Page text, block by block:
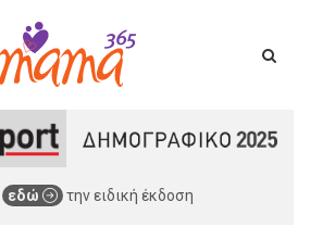
εδώ την ειδική έκδοση